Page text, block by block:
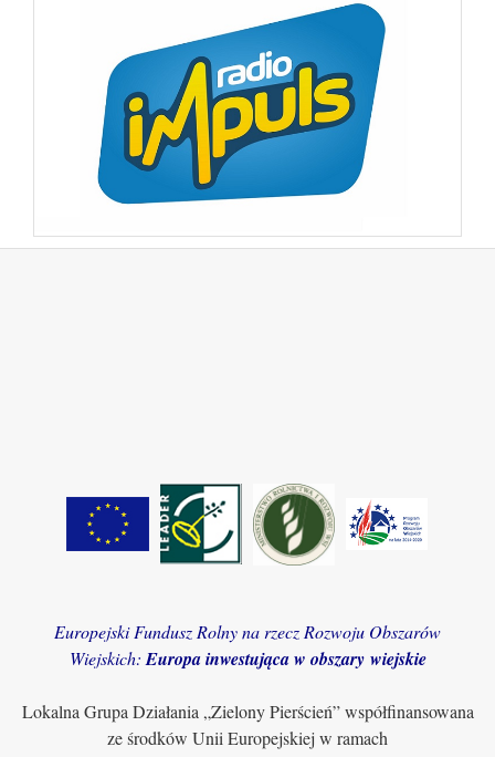
Europejski Fundusz Rolny na rzecz Rozwoju Obszarów
Wiejskich: Europa inwestująca w obszary wiejskie
Lokalna Grupa Działania „Zielony Pierścień” współfinansowana
ze środków Unii Europejskiej w ramach